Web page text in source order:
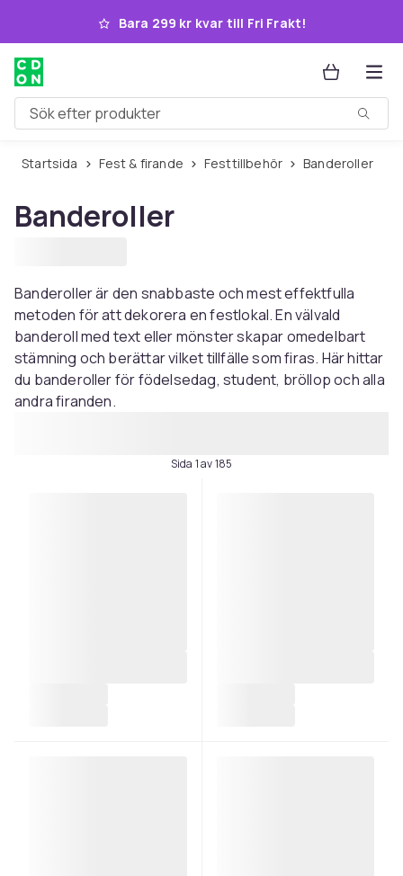
Hoppa till huvudinnehållet
Bara 299 kr kvar till Fri Frakt!
Sök efter produkter
Startsida Fest & firande Festtillbehör Banderoller
Banderoller
Banderoller är den snabbaste och mest effektfulla
metoden för att dekorera en festlokal. En välvald
banderoll med text eller mönster skapar omedelbart
stämning och berättar vilket tillfälle som firas. Här hittar
du banderoller för födelsedag, student, bröllop och alla
andra firanden.
Sida 1 av 185